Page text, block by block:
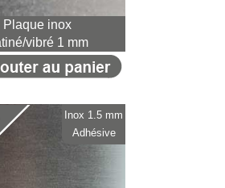
Plaque inox
vibré 1 mm
Inox 1.5 mm
Adhésive